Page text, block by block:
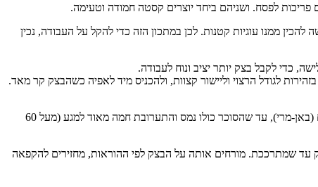
ממנו עוגיות קטנות. לכן במתכון הזה כדי להקל על העבודה, נכין
כדי לקבל בצק יותר יציב ונוח לעבודה.
לגודל הרצוי וליישור קצוות, ולהכניס מיד לאפיה כשהבצק קר מאד.
למקפידים אפשר להעביר את הביצים פיסטור: מערבבים את הביצים עם הסוכר מעל סיר עם מים חמים (באן-מרי), עד שהסוכר כולו נמס והתערובת חמה מאוד למגע (מעל 60
שמתרככת. מורחים אותה על הבצק לפי ההוראות, מחזירים להקפאה